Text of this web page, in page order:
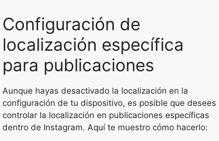
Configuración de
localización específica
para publicaciones
Aunque hayas desactivado la localización en la
configuración de tu dispositivo, es posible que desees
controlar la localización en publicaciones específicas
dentro de Instagram. Aquí te muestro cómo hacerlo: